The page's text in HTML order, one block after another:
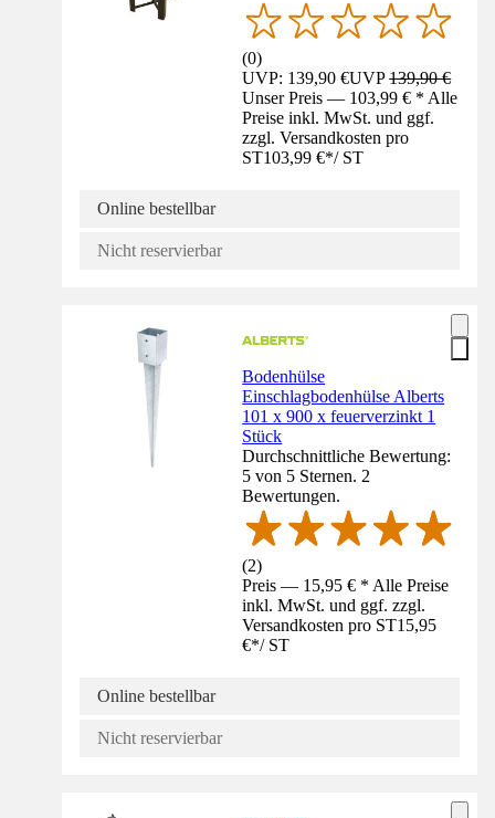
(0)
UVP: 139,90 €UVP139,90 €
Unser Preis — 103,99 € * Alle
Preise inkl. MwSt. und ggf.
zzgl. Versandkosten pro
ST103,99 €*/ ST
Online bestellbar
Nicht reservierbar
Bodenhülse
Einschlagbodenhülse Alberts
101 x 900 x feuerverzinkt 1
Stück
Durchschnittliche Bewertung:
5 von 5 Sternen. 2
Bewertungen.
(2)
Preis — 15,95 € * Alle Preise
inkl. MwSt. und ggf. zzgl.
Versandkosten pro ST15,95
€*/ ST
Online bestellbar
Nicht reservierbar